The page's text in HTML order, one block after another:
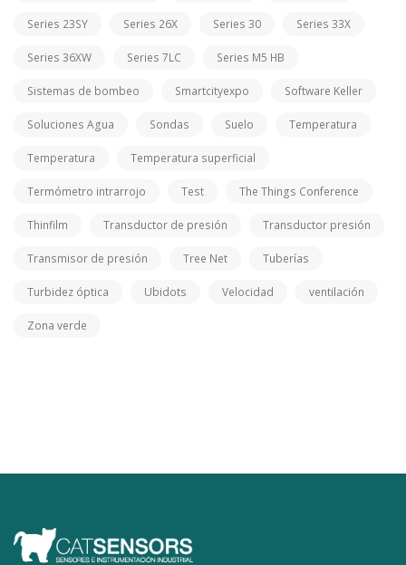
Series 23SY Series 26X Series 30 Series 33X
Series 36XW Series 7LC Series M5 HB
Sistemas de bombeo Smartcityexpo Software Keller
Soluciones Agua Sondas Suelo Temperatura
Temperatura Temperatura superficial
Termómetro intrarrojo Test The Things Conference
Thinfilm Transductor de presión Transductor presión
Transmisor de presión Tree Net Tuberías
Turbidez óptica Ubidots Velocidad ventilación
Zona verde